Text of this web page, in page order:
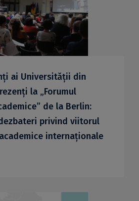
ai Universității din
la „Forumul
de la Berlin:
privind viitorul
internaționale